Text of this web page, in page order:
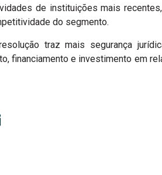
de instituições mais
do segmento.
traz mais segurança
financiamento e investimento em